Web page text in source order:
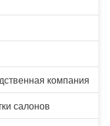
компания
салонов